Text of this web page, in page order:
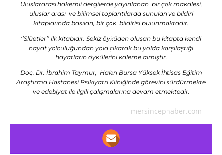
Uluslararası hakemli dergilerde yayınlanan bir çok makalesi,
uluslar arası ve bilimsel toplantılarda sunulan ve bildiri
kitaplarında basılan, bir çok bildirisi bulunmaktadır.
‘’Slüetler’’ ilk kitabıdır. Sekiz öyküden oluşan bu kitapta kendi
hayat yolculuğundan yola çıkarak bu yolda karşılaştığı
hayatların öykülerini kaleme almıştır.
Doç. Dr. İbrahim Taymur, Halen Bursa Yüksek İhtisas Eğitim
Araştırma Hastanesi Psikiyatri Kliniğinde görevini sürdürmekte
ve edebiyat ile ilgili çalışmalarına devam etmektedir.
mersincephaber.com